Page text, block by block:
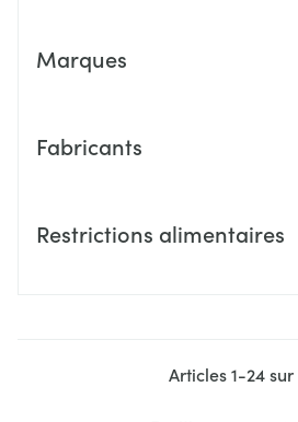
Marques
Fabricants
Restrictions alimentaires
Articles1-24sur